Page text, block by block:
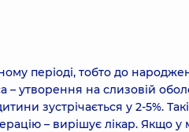
періоді, тобто до
утворення на слизовій
зустрічається у 2-5%.
– вирішує лікар. Якщо у